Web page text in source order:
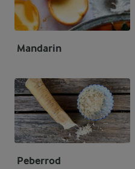
Mandarin
Peberrod